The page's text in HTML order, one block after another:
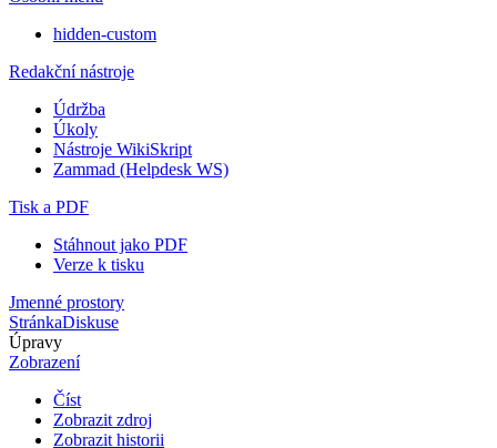
hidden-custom
Redakční nástroje
Údržba
Úkoly
Nástroje WikiSkript
Zammad (Helpdesk WS)
Tisk a PDF
Stáhnout jako PDF
Verze k tisku
Jmenné prostory
StránkaDiskuse
Úpravy
Zobrazení
Číst
Zobrazit zdroj
Zobrazit historii